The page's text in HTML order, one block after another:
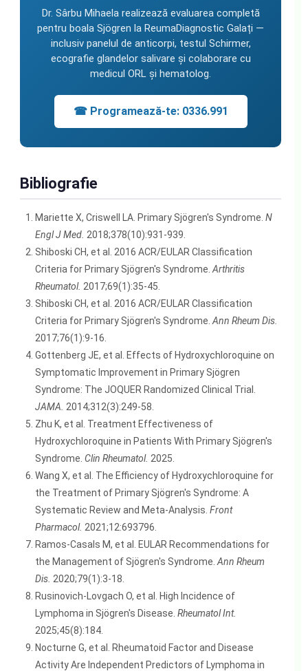
Dr. Sârbu Mihaela realizează evaluarea completă
pentru boala Sjögren la ReumaDiagnostic Galați —
inclusiv panelul de anticorpi, testul Schirmer,
ecografie glandelor salivare și colaborare cu
medicul ORL și hematolog.
☎ Programează-te: 0336.991
Bibliografie
Mariette X, Criswell LA. Primary Sjögren's Syndrome. N
Engl J Med. 2018;378(10):931-939.
Shiboski CH, et al. 2016 ACR/EULAR Classification
Criteria for Primary Sjögren's Syndrome. Arthritis
Rheumatol. 2017;69(1):35-45.
Shiboski CH, et al. 2016 ACR/EULAR Classification
Criteria for Primary Sjögren's Syndrome. Ann Rheum Dis.
2017;76(1):9-16.
Gottenberg JE, et al. Effects of Hydroxychloroquine on
Symptomatic Improvement in Primary Sjögren
Syndrome: The JOQUER Randomized Clinical Trial.
JAMA. 2014;312(3):249-58.
Zhu K, et al. Treatment Effectiveness of
Hydroxychloroquine in Patients With Primary Sjögren's
Syndrome. Clin Rheumatol. 2025.
Wang X, et al. The Efficiency of Hydroxychloroquine for
the Treatment of Primary Sjögren's Syndrome: A
Systematic Review and Meta-Analysis. Front
Pharmacol. 2021;12:693796.
Ramos-Casals M, et al. EULAR Recommendations for
the Management of Sjögren's Syndrome. Ann Rheum
Dis. 2020;79(1):3-18.
Rusinovich-Lovgach O, et al. High Incidence of
Lymphoma in Sjögren's Disease. Rheumatol Int.
2025;45(8):184.
Nocturne G, et al. Rheumatoid Factor and Disease
Activity Are Independent Predictors of Lymphoma in